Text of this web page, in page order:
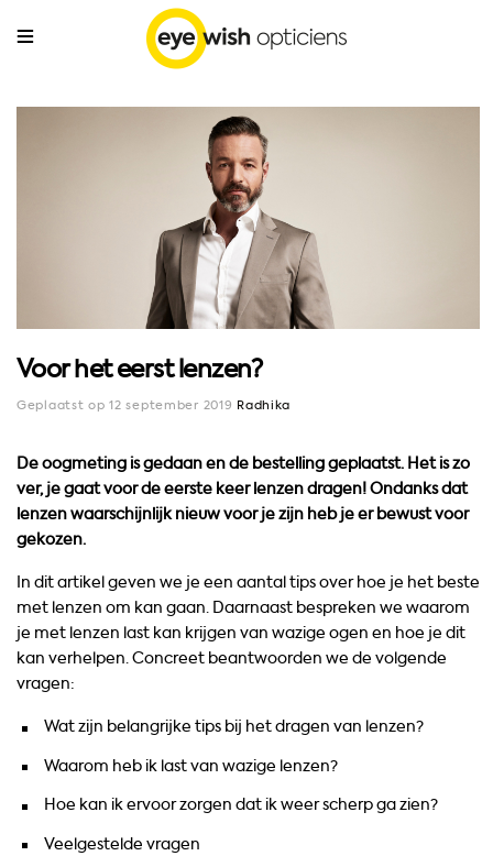
Voor het eerst lenzen?
Geplaatst op 12 september 2019 Radhika
De oogmeting is gedaan en de bestelling geplaatst. Het is zo
ver, je gaat voor de eerste keer lenzen dragen! Ondanks dat
lenzen waarschijnlijk nieuw voor je zijn heb je er bewust voor
gekozen.
In dit artikel geven we je een aantal tips over hoe je het beste
met lenzen om kan gaan. Daarnaast bespreken we waarom
je met lenzen last kan krijgen van wazige ogen en hoe je dit
kan verhelpen. Concreet beantwoorden we de volgende
vragen:
Wat zijn belangrijke tips bij het dragen van lenzen?
Waarom heb ik last van wazige lenzen?
Hoe kan ik ervoor zorgen dat ik weer scherp ga zien?
Veelgestelde vragen